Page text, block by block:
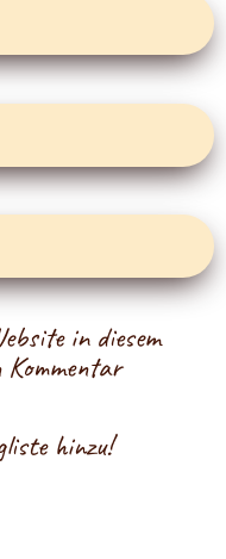
in diesem
hinzu!